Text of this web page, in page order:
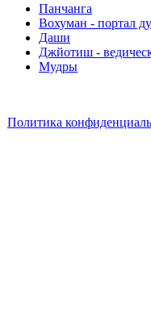
Панчанга
Вохуман - портал
Даши
Джйотиш -
Мудры
Политика